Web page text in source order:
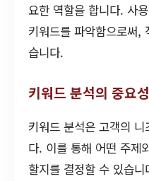
요한 역할을 합니다. 사
키워드를 파악함으로써,
습니다.
키워드 분석의 중요성
키워드 분석은 고객의
다. 이를 통해 어떤 주제
할지를 결정할 수 있습